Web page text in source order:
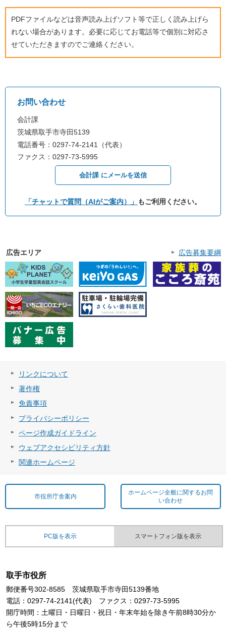
PDFファイルなどは音声読み上げソフト等で正しく読み上げら
れない場合があります。必要に応じてお電話等で個別に対応さ
せていただきますのでご連絡ください。
お問い合わせ
会計課
茨城県取手市寺田5139
電話番号：0297-74-2141（代表）
ファクス：0297-73-5995
会計課 にメールを送信
「チャットで質問（AIがご案内）」 もご利用ください。
広告エリア 広告募集要綱
リンクについて
著作権
免責事項
プライバシーポリシー
ページ作成ガイドライン
ウェブアクセシビリティ方針
関連ホームページ
市役所庁舎案内
ホームページ全般に関するお問
い合わせ
PC版を表示 スマートフォン版を表示
取手市役所
郵便番号302-8585 茨城県取手市寺田5139番地
電話：0297-74-2141(代表) ファクス：0297-73-5995
開庁時間：土曜日・日曜日・祝日・年末年始を除き午前8時30分か
ら午後5時15分まで